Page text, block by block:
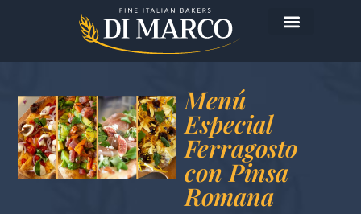
Menú
Especial
Ferragosto
con Pinsa
Romana